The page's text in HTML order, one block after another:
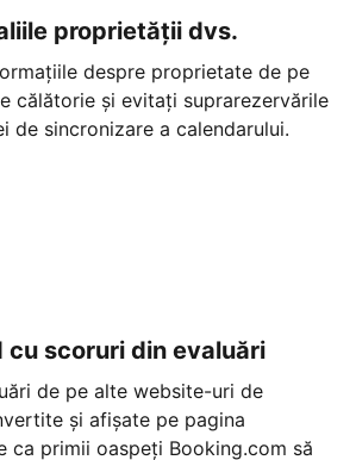
proprietății dvs.
despre proprietate de pe
călătorie și evitați suprarezervările
de sincronizare a calendarului.
scoruri din evaluări
de pe alte website-uri de
și afișate pe pagina
ca primii oaspeți Booking.com să